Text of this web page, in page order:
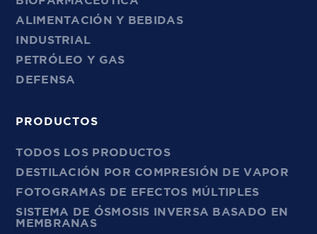
ALIMENTACIÓN Y BEBIDAS
INDUSTRIAL
PETRÓLEO Y GAS
DEFENSA
PRODUCTOS
TODOS LOS PRODUCTOS
DESTILACIÓN POR COMPRESIÓN DE VAPOR
FOTOGRAMAS DE EFECTOS MÚLTIPLES
SISTEMA DE ÓSMOSIS INVERSA BASADO EN
MEMBRANAS